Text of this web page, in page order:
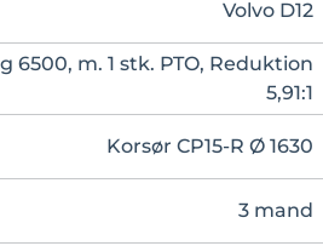
Volvo D12
6500, m. 1 stk. PTO, Reduktion
5,91:1
Korsør CP15-R Ø 1630
3 mand